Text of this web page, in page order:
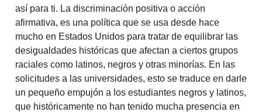
así para ti. La discriminación positiva o acción
afirmativa, es una política que se usa desde hace
mucho en Estados Unidos para tratar de equilibrar las
desigualdades históricas que afectan a ciertos grupos
raciales como latinos, negros y otras minorías. En las
solicitudes a las universidades, esto se traduce en darle
un pequeño empujón a los estudiantes negros y latinos,
que históricamente no han tenido mucha presencia en